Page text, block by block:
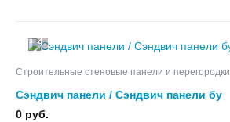
4
Строительные стеновые панели и перегородки
Сэндвич панели / Сэндвич панели бу
0 руб.